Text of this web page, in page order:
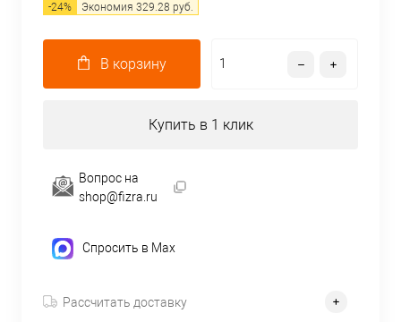
-24% Экономия 329.28 руб.
В корзину
Купить в 1 клик
Вопрос на
shop@fizra.ru
Спросить в Max
Рассчитать доставку